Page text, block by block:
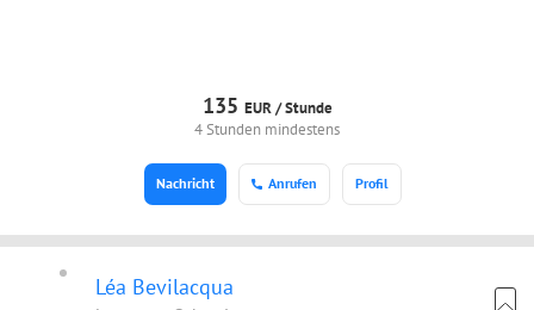
135 EUR /Stunde
4 Stunden mindestens
Anrufen Profil
Nachricht
Léa Bevilacqua